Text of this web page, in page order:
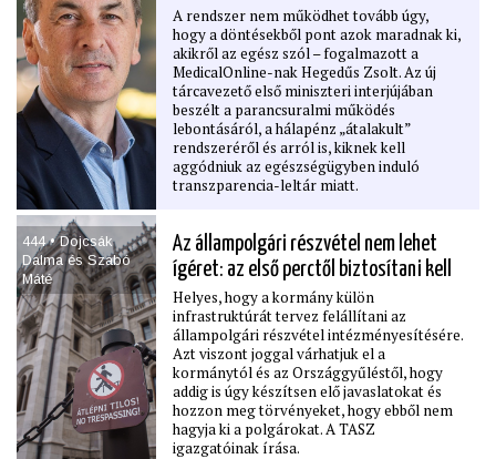
A rendszer nem működhet tovább úgy,
hogy a döntésekből pont azok maradnak ki,
akikről az egész szól – fogalmazott a
MedicalOnline-nak Hegedűs Zsolt. Az új
tárcavezető első miniszteri interjújában
beszélt a parancsuralmi működés
lebontásáról, a hálapénz „átalakult”
rendszeréről és arról is, kiknek kell
aggódniuk az egészségügyben induló
transzparencia-leltár miatt.
444 • Dojcsák
Dalma és Szabó
Máté
Az állampolgári részvétel nem lehet
ígéret: az első perctől biztosítani kell
Helyes, hogy a kormány külön
infrastruktúrát tervez felállítani az
állampolgári részvétel intézményesítésére.
Azt viszont joggal várhatjuk el a
kormánytól és az Országgyűléstől, hogy
addig is úgy készítsen elő javaslatokat és
hozzon meg törvényeket, hogy ebből nem
hagyja ki a polgárokat. A TASZ
igazgatóinak írása.